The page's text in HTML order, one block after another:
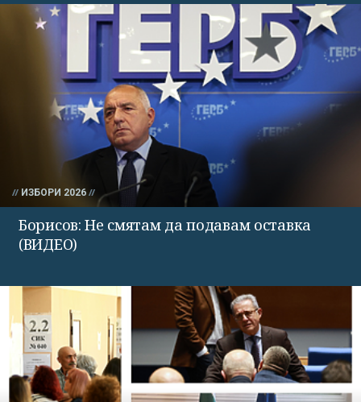
ИЗБОРИ 2026
Борисов: Не смятам да подавам оставка
(ВИДЕО)